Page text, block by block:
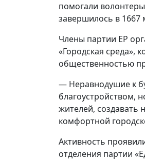
помогали
завершилось в 1667
Члены партии ЕР
«Городская среда»,
общественностью
— Неравнодушие к
благоустройством,
жителей,
комфортной
Активность
отделения партии